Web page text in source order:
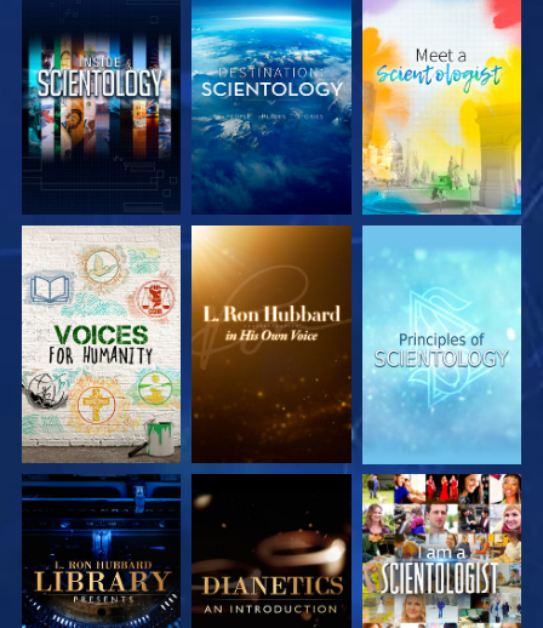
VERKEN DE SERIE VERKEN DE SERIE VERKEN DE SERIE
VERKEN DE SERIE VERKEN DE SERIE KIJK